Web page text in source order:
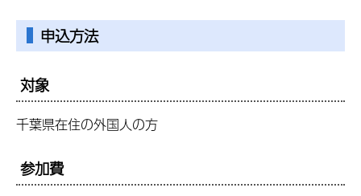
申込方法
対象
千葉県在住の外国人の方
参加費